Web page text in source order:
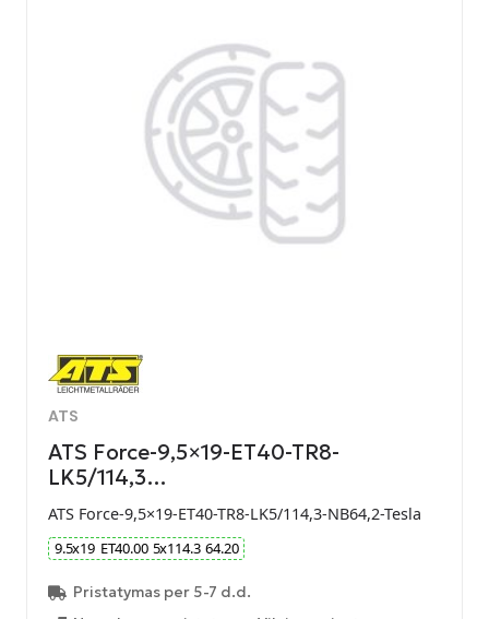
ATS
ATS Force-9,5×19-ET40-TR8-
LK5/114,3…
ATS Force-9,5×19-ET40-TR8-LK5/114,3-NB64,2-Tesla
9.5x19 ET40.00 5x114.3 64.20
Pristatymas per 5-7 d.d.